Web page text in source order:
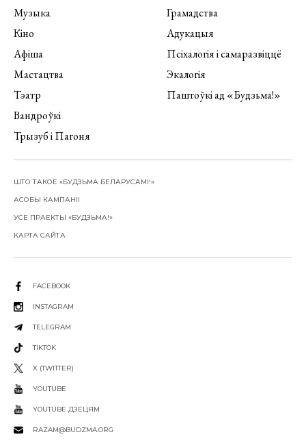
Музыка
Кіно
Афіша
Мастацтва
Тэатр
Вандроўкі
Трызуб і Пагоня
Грамадства
Адукацыя
Псіхалогія і самаразвіццё
Экалогія
Паштоўкі ад «Будзьма!»
ШТО ТАКОЕ «БУДЗЬМА БЕЛАРУСАМІ!»
АСОБЫ КАМПАНІІ
УСЕ ПРАЕКТЫ «БУДЗЬМА!»
КАРТА САЙТА
FACEBOOK
INSTAGRAM
TELEGRAM
TIKTOK
X (TWITTER)
YOUTUBE
YOUTUBE ДЗЕЦЯМ
RAZAM@BUDZMA.ORG